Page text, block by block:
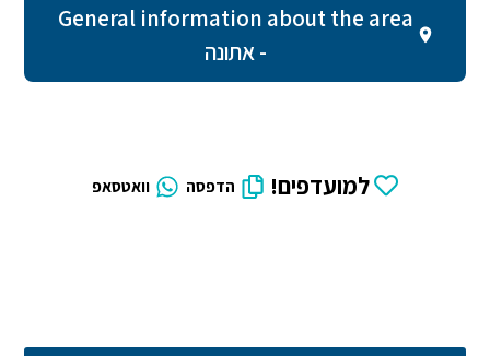
General information about the area
- אתונה
למועדפים! הדפסה וואטסאפ